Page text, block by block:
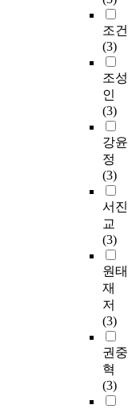
조건
(3)
조성
인
(3)
강윤
정
(3)
서진
교
(3)
원태
재
저
(3)
권중
혁
(3)